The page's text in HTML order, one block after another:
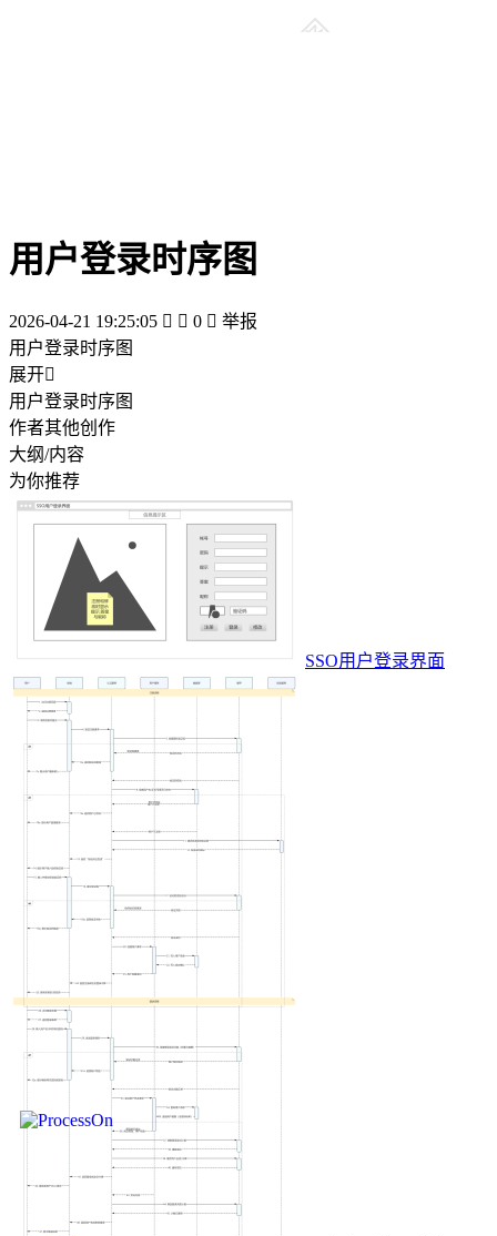
用户登录时序图
2026-04-21 19:25:05   0  举报
用户登录时序图
展开
用户登录时序图
作者其他创作
大纲/内容
为你推荐
SSO用户登录界面